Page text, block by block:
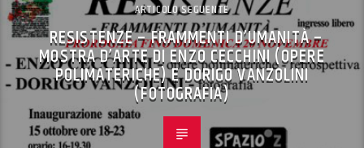
ARTICOLO SEGUENTE
RESISTENZE – FRAMMENTI D’UMANITÀ –
MOSTRA D’ARTE DI ENZO CECCHINI (OPERE
POLIMATERICHE) E DORIGO VANZOLINI
(FOTOGRAFIA)